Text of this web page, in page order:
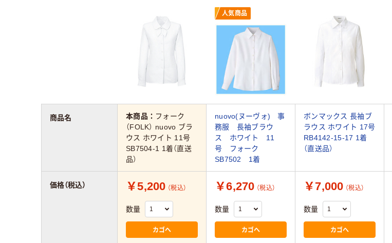
人気商品
本商品： フォーク
（FOLK） nuovo ブラ
ウス ホワイト 11号
SB7504-1 1着（直送
品）
nuovo(ヌーヴォ) 事
務服 長袖ブラウ
ス ホワイト 11
号 フォーク
SB7502 1着
ボンマックス 長袖ブ
ラウス ホワイト 17号
RB4142-15-17 1着
（直送品）
￥5,200 （税込）
数量
カゴへ
￥6,270 （税込）
数量
カゴへ
￥7,000 （税込）
数量
カゴへ
商品名
価格（税込）